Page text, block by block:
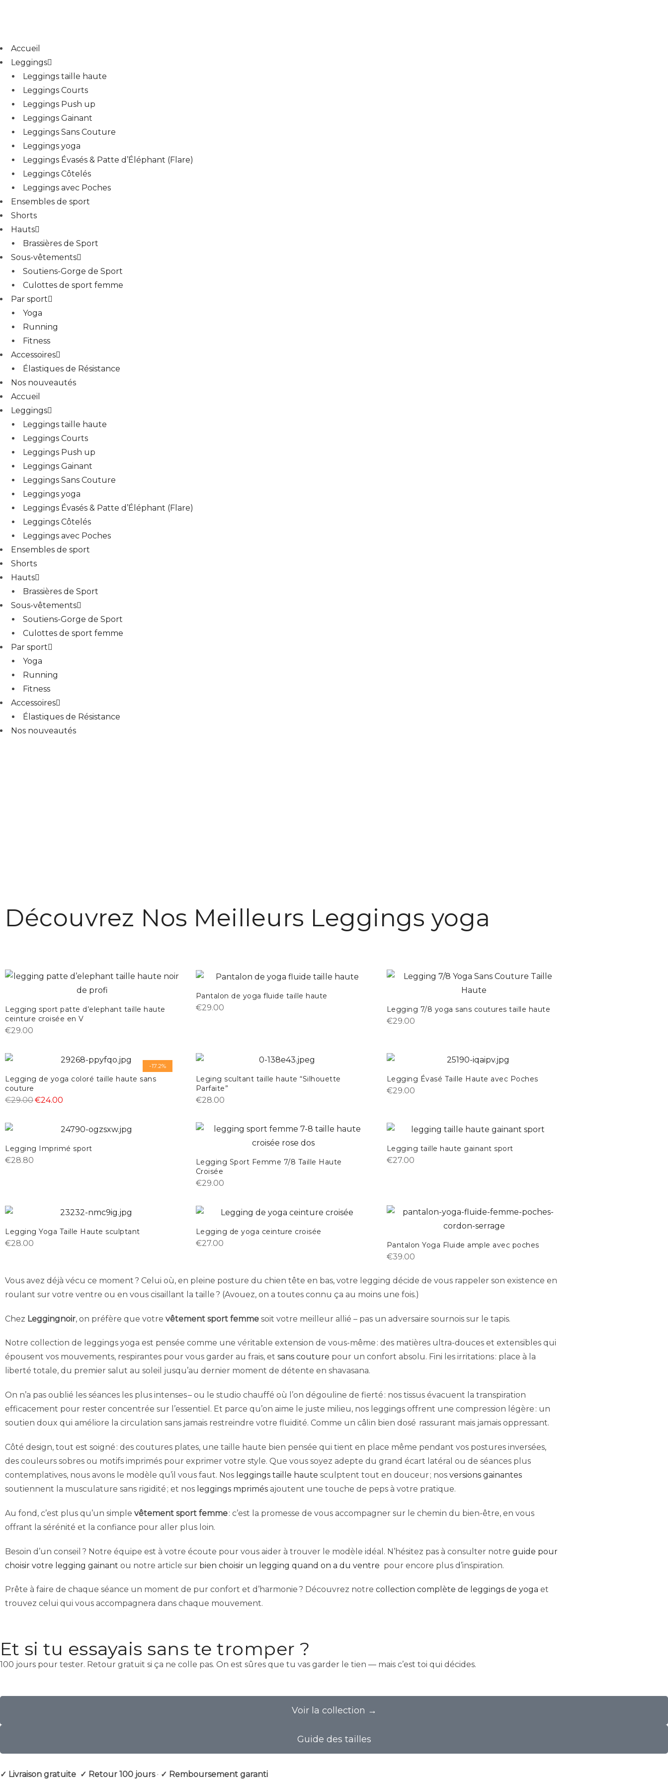
Accueil
Leggings
Leggings taille haute
Leggings Courts
Leggings Push up
Leggings Gainant
Leggings Sans Couture
Leggings yoga
Leggings Évasés & Patte d’Éléphant (Flare)
Leggings Côtelés
Leggings avec Poches
Ensembles de sport
Shorts
Hauts
Brassières de Sport
Sous-vêtements
Soutiens-Gorge de Sport
Culottes de sport femme
Par sport
Yoga
Running
Fitness
Accessoires
Élastiques de Résistance
Nos nouveautés
Accueil
Leggings
Leggings taille haute
Leggings Courts
Leggings Push up
Leggings Gainant
Leggings Sans Couture
Leggings yoga
Leggings Évasés & Patte d’Éléphant (Flare)
Leggings Côtelés
Leggings avec Poches
Ensembles de sport
Shorts
Hauts
Brassières de Sport
Sous-vêtements
Soutiens-Gorge de Sport
Culottes de sport femme
Par sport
Yoga
Running
Fitness
Accessoires
Élastiques de Résistance
Nos nouveautés
GUIDE
Découvrez Nos Meilleurs Leggings yoga
Legging sport patte d’elephant taille haute
ceinture croisée en V
€29.00
Pantalon de yoga fluide taille haute
€29.00 Legging 7/8 yoga sans coutures taille haute
€29.00
-17.2%
Legging de yoga coloré taille haute sans
couture
€29.00€24.00
Leging scultant taille haute “Silhouette
Parfaite”
€28.00
Legging Évasé Taille Haute avec Poches
€29.00
Legging Imprimé sport
€28.80
Legging Sport Femme 7/8 Taille Haute
Croisée
€29.00
Legging taille haute gainant sport
€27.00
Legging Yoga Taille Haute sculptant
€28.00
Legging de yoga ceinture croisée
€27.00 Pantalon Yoga Fluide ample avec poches
€39.00
Vous avez déjà vécu ce moment ? Celui où, en pleine posture du chien tête en bas, votre legging décide de vous rappeler son existence en
roulant sur votre ventre ou en vous cisaillant la taille ? (Avouez, on a toutes connu ça au moins une fois.)
Chez Leggingnoir, on préfère que votre vêtement sport femme soit votre meilleur allié – pas un adversaire sournois sur le tapis.
Notre collection de leggings yoga est pensée comme une véritable extension de vous-même : des matières ultra-douces et extensibles qui
épousent vos mouvements, respirantes pour vous garder au frais, et sans couture pour un confort absolu. Fini les irritations : place à la
liberté totale, du premier salut au soleil jusqu’au dernier moment de détente en shavasana.
On n’a pas oublié les séances les plus intenses – ou le studio chauffé où l’on dégouline de fierté : nos tissus évacuent la transpiration
efficacement pour rester concentrée sur l’essentiel. Et parce qu’on aime le juste milieu, nos leggings offrent une compression légère : un
soutien doux qui améliore la circulation sans jamais restreindre votre fluidité. Comme un câlin bien dosé rassurant mais jamais oppressant.
Côté design, tout est soigné : des coutures plates, une taille haute bien pensée qui tient en place même pendant vos postures inversées,
des couleurs sobres ou motifs imprimés pour exprimer votre style. Que vous soyez adepte du grand écart latéral ou de séances plus
contemplatives, nous avons le modèle qu’il vous faut. Nos leggings taille haute sculptent tout en douceur ; nos versions gainantes
soutiennent la musculature sans rigidité ; et nos leggings mprimés ajoutent une touche de peps à votre pratique.
Au fond, c’est plus qu’un simple vêtement sport femme: c’est la promesse de vous accompagner sur le chemin du bien-être, en vous
offrant la sérénité et la confiance pour aller plus loin.
Besoin d’un conseil ? Notre équipe est à votre écoute pour vous aider à trouver le modèle idéal. N’hésitez pas à consulter notre guide pour
choisir votre legging gainant ou notre article sur bien choisir un legging quand on a du ventre pour encore plus d’inspiration.
Prête à faire de chaque séance un moment de pur confort et d’harmonie ? Découvrez notre collection complète de leggings de yoga et
trouvez celui qui vous accompagnera dans chaque mouvement.
Et si tu essayais sans te tromper ?
100 jours pour tester. Retour gratuit si ça ne colle pas. On est sûres que tu vas garder le tien — mais c’est toi qui décides.
Voir la collection →
Guide des tailles
✓ Livraison gratuite ✓ Retour 100 jours· ✓ Remboursement garanti